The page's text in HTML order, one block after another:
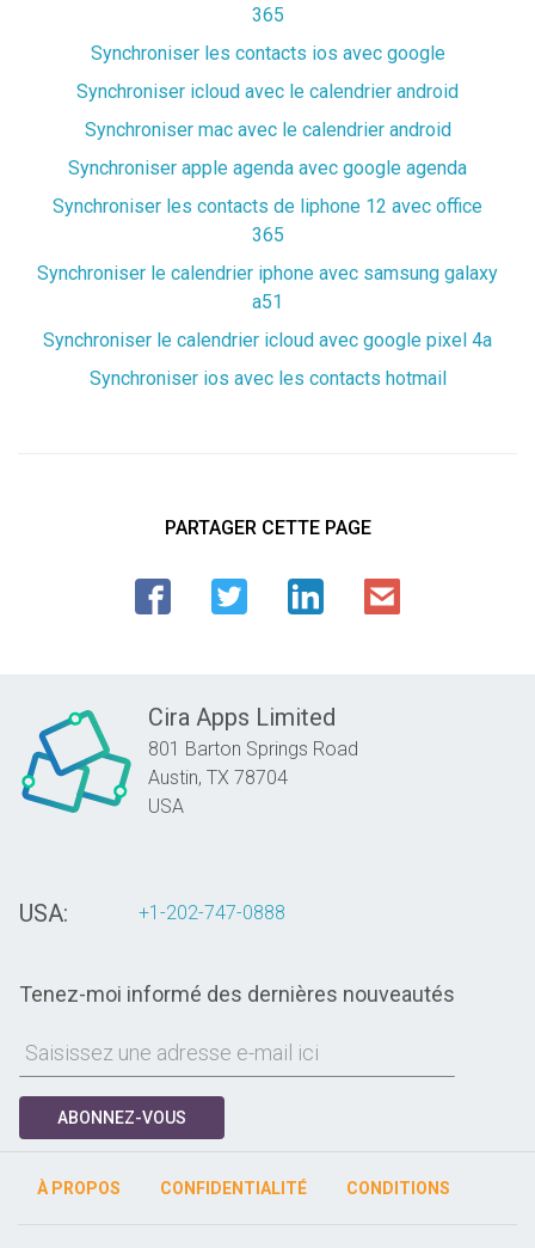
365
Synchroniser les contacts ios avec google
Synchroniser icloud avec le calendrier android
Synchroniser mac avec le calendrier android
Synchroniser apple agenda avec google agenda
Synchroniser les contacts de liphone 12 avec office
365
Synchroniser le calendrier iphone avec samsung galaxy
a51
Synchroniser le calendrier icloud avec google pixel 4a
Synchroniser ios avec les contacts hotmail
PARTAGER CETTE PAGE
Cira Apps Limited
801 Barton Springs Road
Austin, TX 78704
USA
USA: +1-202-747-0888
Tenez-moi informé des dernières nouveautés
ABONNEZ-VOUS
À PROPOS CONFIDENTIALITÉ CONDITIONS